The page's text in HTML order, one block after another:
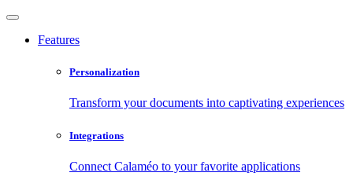
Features
Personalization
Transform your documents into captivating experiences
Integrations
Connect Calaméo to your favorite applications